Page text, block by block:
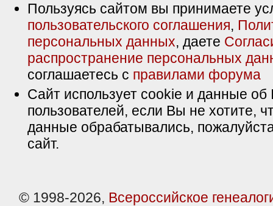
Пользуясь сайтом вы принимаете
пользовательского соглашения,
персональных данных, даете
распространение персональных
соглашаетесь с правилами форума
Сайт использует cookie и данные об
пользователей, если Вы не хотите,
данные обрабатывались,
сайт.
© 1998-2026, Всероссийское